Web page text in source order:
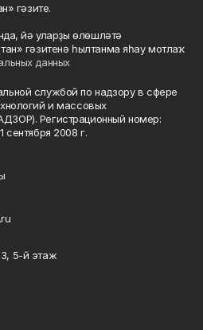
гәзите.
йә уларҙы өлөшләтә
гәзитенә һылтанма яһау мотлаҡ.
данных
службой по надзору в сфере
и массовых
Регистрационный номер:
2008 г.
5-й этаж